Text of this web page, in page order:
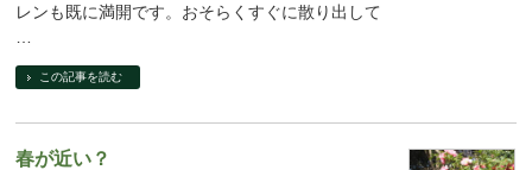
レンも既に満開です。おそらくすぐに散り出して
この記事を読む
春が近い？